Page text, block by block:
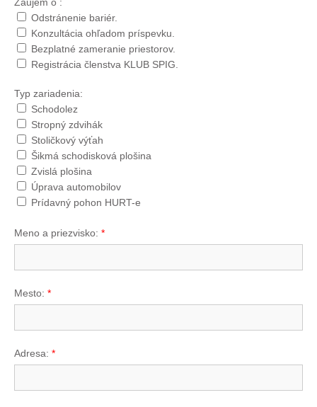
Odstránenie bariér.
Konzultácia ohľadom príspevku.
Bezplatné zameranie priestorov.
Registrácia členstva KLUB SPIG.
Typ zariadenia:
Schodolez
Stropný zdvihák
Stoličkový výťah
Šikmá schodisková plošina
Zvislá plošina
Úprava automobilov
Prídavný pohon HURT-e
Meno a priezvisko: *
Mesto: *
Adresa: *